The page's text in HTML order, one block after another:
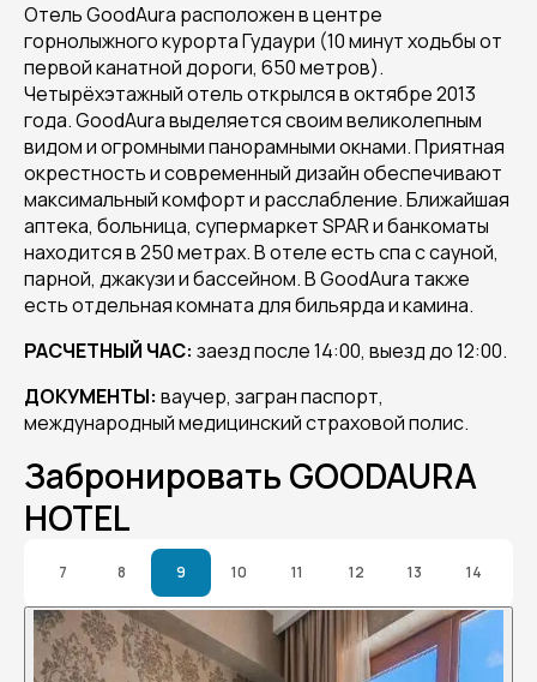
Отель GoodAura расположен в центре
горнолыжного курорта Гудаури (10 минут ходьбы от
первой канатной дороги, 650 метров).
Четырёхэтажный отель открылся в октябре 2013
года. GoodAura выделяется своим великолепным
видом и огромными панорамными окнами. Приятная
окрестность и современный дизайн обеспечивают
максимальный комфорт и расслабление. Ближайшая
аптека, больница, супермаркет SPAR и банкоматы
находится в 250 метрах. В отеле есть спа с сауной,
парной, джакузи и бассейном. В GoodAura также
есть отдельная комната для бильярда и камина.
РАСЧЕТНЫЙ ЧАС: заезд после 14:00, выезд до 12:00.
ДОКУМЕНТЫ: ваучер, загран паспорт,
международный медицинский страховой полис.
Забронировать GOODAURA
HOTEL
7 8 9 10 11 12 13 14